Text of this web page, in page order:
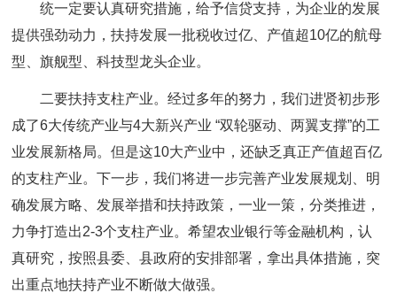
统一定要认真研究措施，给予信贷支持，为企业的发展
提供强劲动力，扶持发展一批税收过亿、产值超10亿的航母
型、旗舰型、科技型龙头企业。
二要扶持支柱产业。经过多年的努力，我们进贤初步形
成了6大传统产业与4大新兴产业 “双轮驱动、两翼支撑”的工
业发展新格局。但是这10大产业中，还缺乏真正产值超百亿
的支柱产业。下一步，我们将进一步完善产业发展规划、明
确发展方略、发展举措和扶持政策，一业一策，分类推进，
力争打造出2-3个支柱产业。希望农业银行等金融机构，认
真研究，按照县委、县政府的安排部署，拿出具体措施，突
出重点地扶持产业不断做大做强。